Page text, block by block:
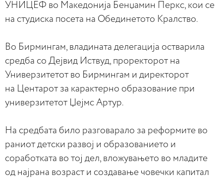
УНИЦЕФ во Македонија Бенџамин Перкс, кои се
на студиска посета на Обединетото Кралство.
Во Бирмингам, владината делегација остварила
средба со Дејвид Иствуд, проректорот на
Универзитетот во Бирмингам и директорот
на Центарот за карактерно образование при
универзитетот Џејмс Артур.
На средбата било разговарало за реформите во
раниот детски развој и образованието и
соработката во тој дел, вложувањето во младите
од најрана возраст и создавање човечки капитал